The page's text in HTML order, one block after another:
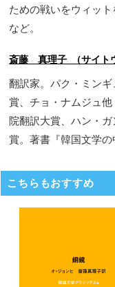
ための戦いをウィット
など。
斎藤 真理子 （サイト
翻訳家。パク・ミン
賞、チョ・ナムジュ
院翻訳大賞、ハン・
賞。著書『韓国文学の
こちらもおすすめ